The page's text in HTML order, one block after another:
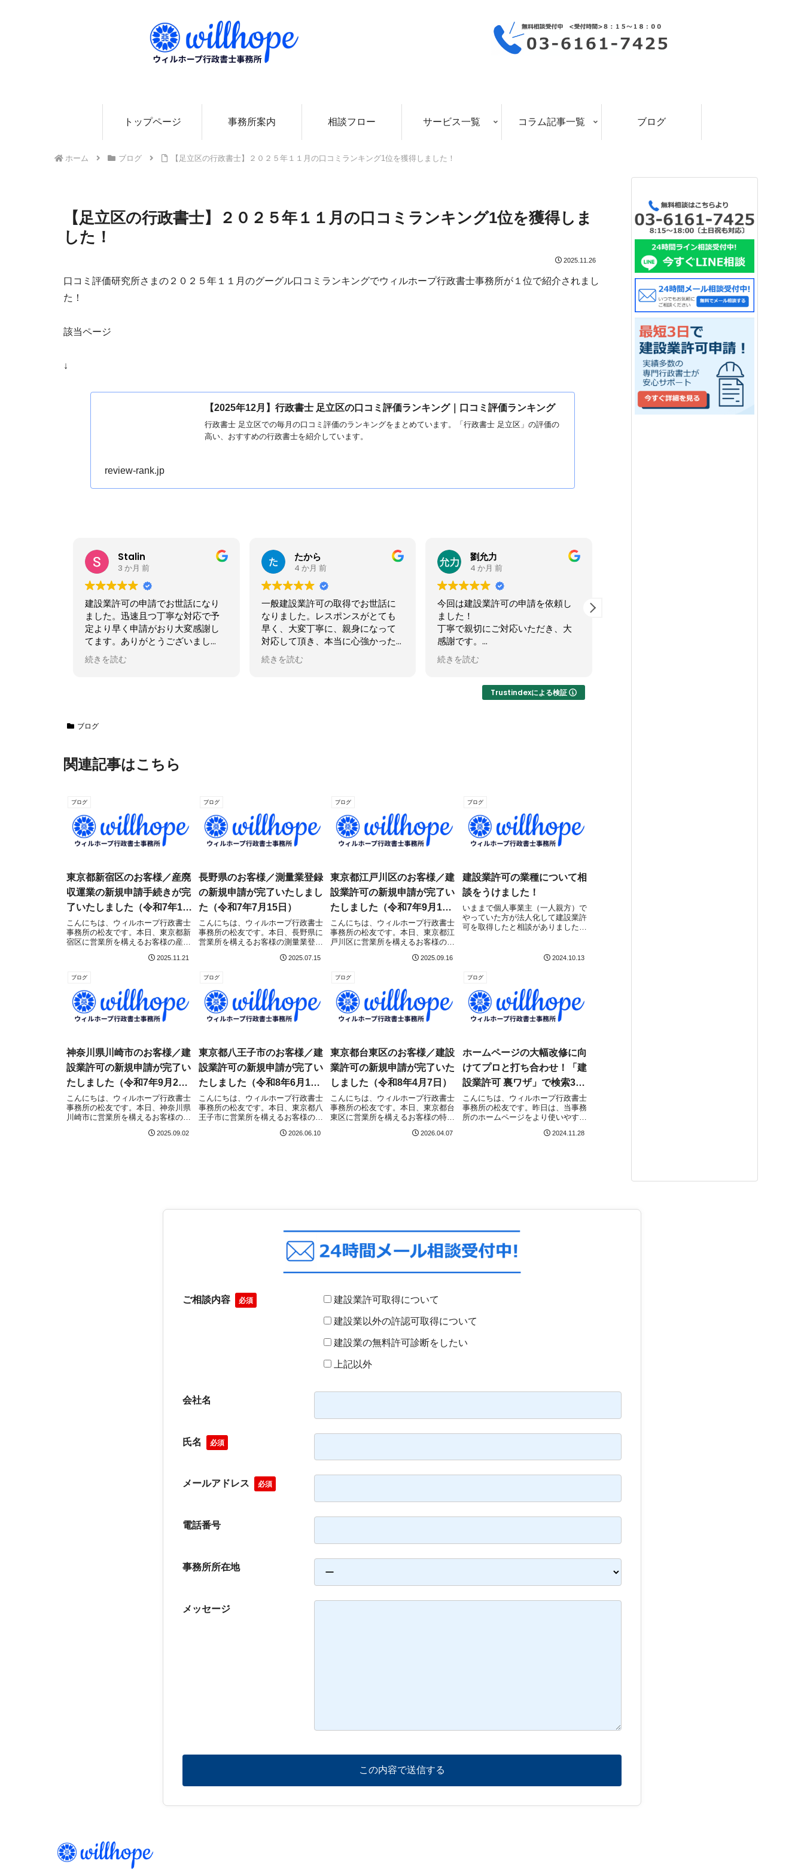
トップページ 事務所案内 相談フロー サービス一覧 コラム記事一覧 ブログ
ホーム ブログ 【足立区の行政書士】２０２５年１１月の口コミランキング1位を獲得しました！
【足立区の行政書士】２０２５年１１月の口コミランキング1位を獲得しま
した！
2025.11.26
口コミ評価研究所さまの２０２５年１１月のグーグル口コミランキングでウィルホープ行政書士事務所が１位で紹介されまし
た！
該当ページ
↓
【2025年12月】行政書士 足立区の口コミ評価ランキング｜口コミ評価ランキング
行政書士 足立区での毎月の口コミ評価のランキングをまとめています。「行政書士 足立区」の評価の
高い、おすすめの行政書士を紹介しています。
review-rank.jp
たから
4 か月 前
一般建設業許可の取得でお世話に
なりました。レスポンスがとても
早く、大変丁寧に、親身になって
対応して頂き、本当に心強かった
です。この度は誠にありがとうご
ざいました！
続きを読む
劉允力
4 か月 前
今回は建設業許可の申請を依頼し
ました！
丁寧で親切にご対応いただき、大
感謝です。
これからも引き続きよろしくお願
いいたします！
続きを読む
14
4 か月 前
「建設業許可申請」で大変お世話
になりました。とてもフットワー
クが良く、対応も迅速で驚くほど
のスピード感で申請受理までたど
り着きました。説明もわかりやす
く親切丁寧のお手本のような行政
して終わりではないし、これから
長いお付き合いになると思うので
続きを読む
Trustindexによる検証
ブログ
関連記事はこちら
ブログ
東京都新宿区のお客様／産廃
収運業の新規申請手続きが完
了いたしました（令和7年11
月21日）
こんにちは、ウィルホープ行政書士
事務所の松友です。本日、東京都新
宿区に営業所を構えるお客様の産業
規）について、埼玉県庁（廃棄物指
た！産業廃棄物収集運搬業許可取得
を目指している方...
2025.11.21
ブログ
長野県のお客様／測量業登録
の新規申請が完了いたしまし
た（令和7年7月15日）
こんにちは、ウィルホープ行政書士
事務所の松友です。本日、長野県に
営業所を構えるお客様の測量業登録
にて無事に申請受理されました！測
の記事をご確認ください！測量業登
録は申請後約70...
2025.07.15
ブログ
東京都江戸川区のお客様／建
設業許可の新規申請が完了い
たしました（令和7年9月16
日）
こんにちは、ウィルホープ行政書士
事務所の松友です。本日、東京都江
戸川区に営業所を構えるお客様の建
庁（市街地建設部 建設課）にて無
建設業許可取得を目指している方は
こちらの記事をご...
2025.09.16
ブログ
建設業許可の業種について相
談をうけました！
いままで個人事業主（一人親方）で
やっていた方が法人化して建設業許
可を取得したと相談がありました。
のことで色々ヒアリングさせていた
っていたので内装...
2024.10.13
ブログ
神奈川県川崎市のお客様／建
設業許可の新規申請が完了い
たしました（令和7年9月2
日）
こんにちは、ウィルホープ行政書士
事務所の松友です。本日、神奈川県
川崎市に営業所を構えるお客様の建
県建設業課にて無事に申請受理され
2025.09.02
ブログ
東京都八王子市のお客様／建
設業許可の新規申請が完了い
たしました（令和8年6月10
日）
こんにちは、ウィルホープ行政書士
事務所の松友です。本日、東京都八
王子市に営業所を構えるお客様の一
京都庁（市街地建設部 建設課）に
2026.06.10
ブログ
東京都台東区のお客様／建設
業許可の新規申請が完了いた
しました（令和8年4月7日）
こんにちは、ウィルホープ行政書士
事務所の松友です。本日、東京都台
東区に営業所を構えるお客様の特定
都庁（市街地建設部 建設課）にて
2026.04.07
ブログ
ホームページの大幅改修に向
けてプロと打ち合わせ！「建
設業許可 裏ワザ」で検索3位
に！
こんにちは、ウィルホープ行政書士
事務所の松友です。昨日は、当事務
所のホームページをより使いやす
Web制作会社のプロフェッショナル
2024.11.28
ご相談内容 必須
建設業許可取得について
建設業以外の許認可取得について
建設業の無料許可診断をしたい
上記以外
会社名
氏名 必須
メールアドレス 必須
電話番号
事務所所在地
メッセージ